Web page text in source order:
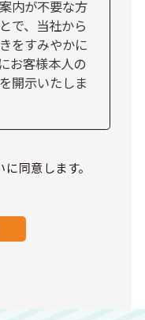
内が不要な方
で、当社から
をすみやかに
お客様本人の
開示いたしま
同意します。